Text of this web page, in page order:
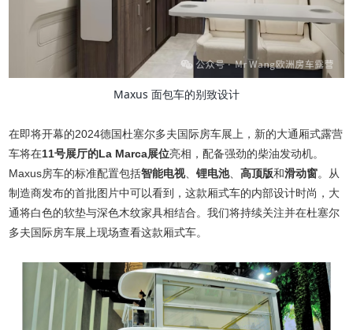
Maxus 面包车的别致设计
在即将开幕的2024德国杜塞尔多夫国际房车展上，新的大通厢式露营
车将在11号展厅的La Marca展位亮相，配备强劲的柴油发动机。
Maxus房车的标准配置包括智能电视、锂电池、高顶版和滑动窗。从
制造商发布的首批图片中可以看到，这款厢式车的内部设计时尚，大
通将白色的软垫与深色木纹家具相结合。我们将持续关注并在杜塞尔
多夫国际房车展上现场查看这款厢式车。